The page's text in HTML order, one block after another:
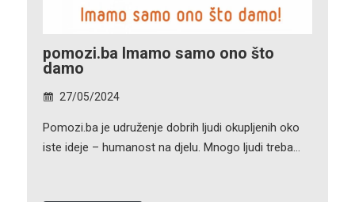
pomozi.ba Imamo samo ono što
damo
27/05/2024
Pomozi.ba je udruženje dobrih ljudi okupljenih oko
iste ideje – humanost na djelu. Mnogo ljudi treba…